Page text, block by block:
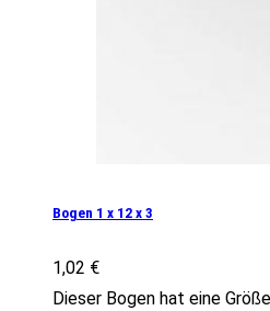
Bogen 1 x 12 x 3
1,02 €
Dieser Bogen hat eine